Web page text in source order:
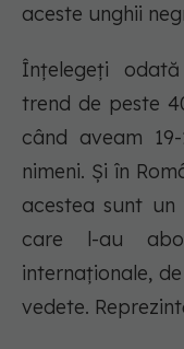
aceste unghii
Înțelegeți
trend de peste
când aveam
nimeni. Și în
acestea sunt
care l-au
internaționale,
vedete.